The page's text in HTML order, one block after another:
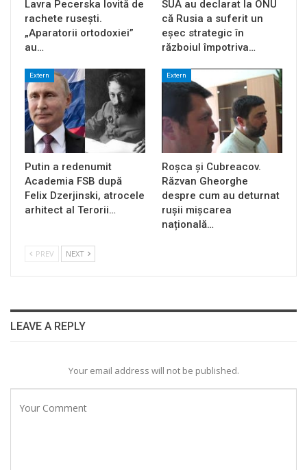
Lavra Pecerska lovită de
rachete rusești.
„Aparatorii ortodoxiei”
au…
SUA au declarat la ONU
că Rusia a suferit un
eșec strategic în
războiul împotriva…
Extern
Putin a redenumit
Academia FSB după
Felix Dzerjinski, atrocele
arhitect al Terorii…
Extern
Roșca și Cubreacov.
Răzvan Gheorghe
despre cum au deturnat
rușii mișcarea
națională…
PREV NEXT
LEAVE A REPLY
Your email address will not be published.